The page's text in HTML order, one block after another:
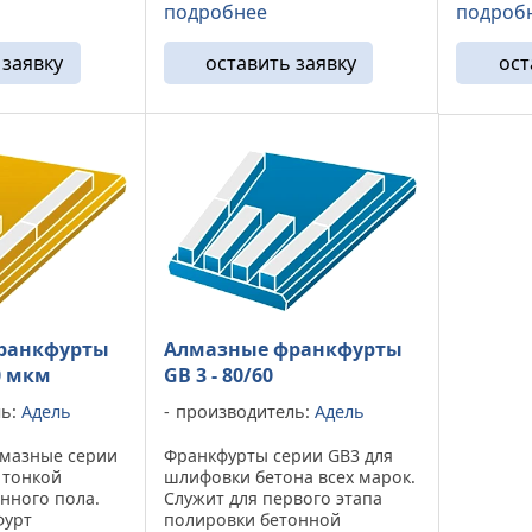
при
марки не
...
M100 до М350. Алмазные
франфурты GB 0
демонстрируют повышенный
износ на ...
подробнее
оставить заявку
мкм
Адель
серии
пола.
Алмазные франкфурты
GB 3 - 80/60
производитель: Адель
Франкфурты серии GB3 для
шлифовки бетона всех марок.
Служит для первого этапа
полировки бетонной